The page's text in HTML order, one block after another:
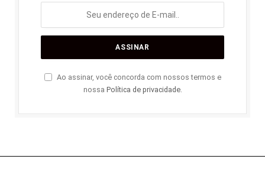
Ao assinar, você concorda com nossos termos e
nossa Política de privacidade.